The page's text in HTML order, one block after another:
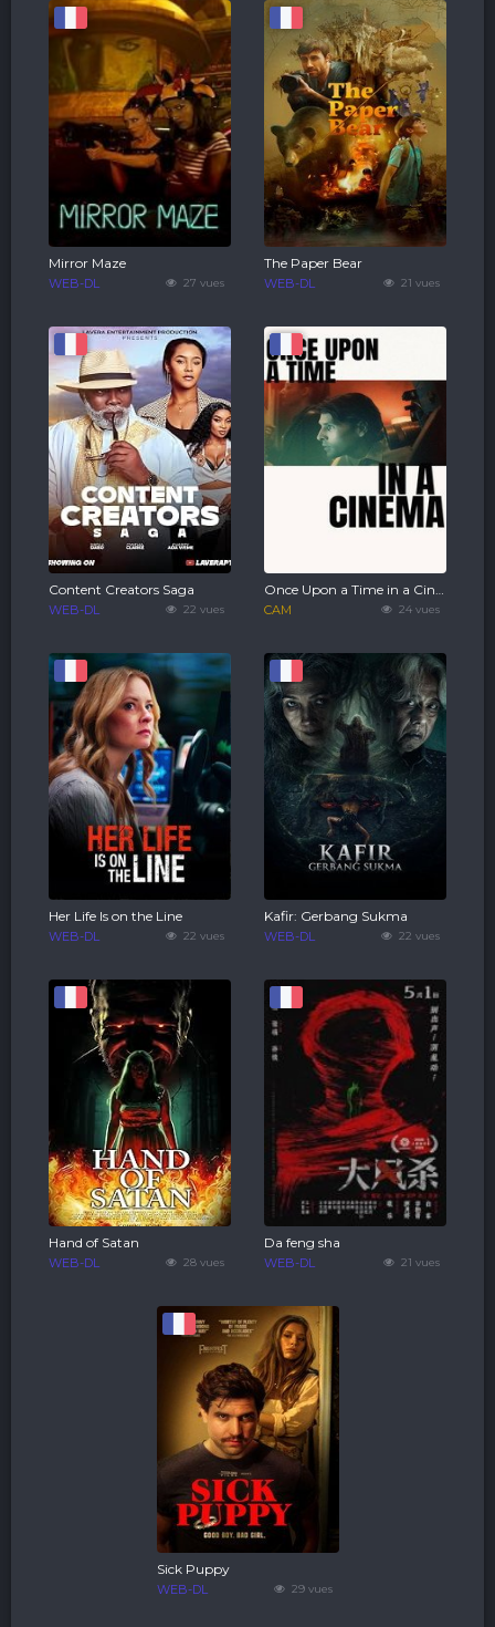
27 vues
Mirror Maze
WEB-DL 21 vues
The Paper Bear
WEB-DL
22 vues
Content Creators Saga
WEB-DL 24 vues
Once Upon a Time in a Cinema
CAM
22 vues
Her Life Is on the Line
WEB-DL 22 vues
Kafir: Gerbang Sukma
WEB-DL
28 vues
Hand of Satan
WEB-DL 21 vues
Da feng sha
WEB-DL
29 vues
Sick Puppy
WEB-DL